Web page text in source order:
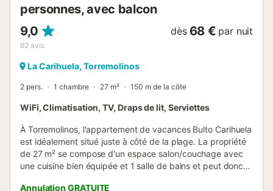
mentionné, une vue imprenable sur la mer Méditerranée.
personnes, avec balcon
9,0
62 avis
dès 68 € par nuit
La Carihuela, Torremolinos
2 pers. 1 chambre 27 m² 150 m de la côte
WiFi, Climatisation, TV, Draps de lit, Serviettes
À Torremolinos, l'appartement de vacances Bulto Carihuela
est idéalement situé juste à côté de la plage. La propriété
de 27 m² se compose d'un espace salon/couchage avec
une cuisine bien équipée et 1 salle de bains et peut donc
Annulation GRATUITE